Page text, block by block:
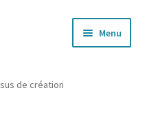
Menu
de création